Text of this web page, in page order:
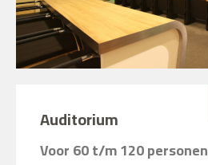
Auditorium
Voor 60 t/m 120 personen